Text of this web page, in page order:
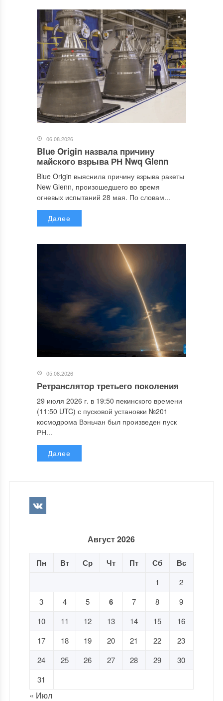
06.08.2026
Blue Origin назвала причину
майского взрыва РН Nwq Glenn
Blue Origin выяснила причину взрыва ракеты
New Glenn, произошедшего во время
огневых испытаний 28 мая. По словам...
Далее
05.08.2026
Ретранслятор третьего поколения
29 июля 2026 г. в 19:50 пекинского времени
(11:50 UTC) с пусковой установки №201
космодрома Вэньчан был произведен пуск
РН...
Далее
Август 2026
Пн Вт Ср Чт Пт Сб Вс
1
2
3
4 5 6 7 8
9
10
11 12 13 14 15
16
17
18 19 20 21 22
23
24
25 26 27 28 29
30
31
« Июл